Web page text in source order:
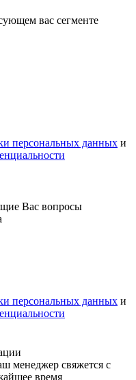
вас сегменте
персональных данных и
Вас вопросы
персональных данных и
менеджер свяжется с
время